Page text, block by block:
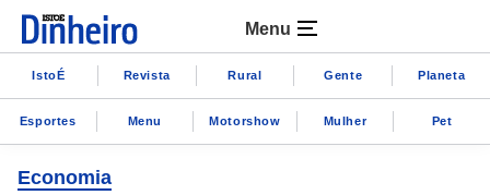
Menu
IstoÉ Revista Rural Gente Planeta
Esportes Menu Motorshow Mulher Pet
Economia